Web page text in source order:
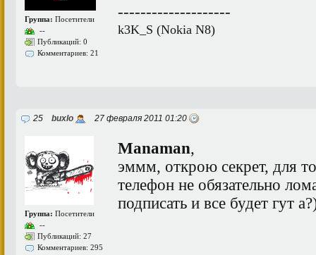
Группа: Посетители
--
Публикаций: 0
Комментариев: 21
--------------------
k3K_S (Nokia N8)
25 buxlo 27 февраля 2011 01:20
Группа: Посетители
--
Публикаций: 27
Комментариев: 295
Manaman,
эммм, открою секрет, для
телефон не обязательно
подписать и все будет гут